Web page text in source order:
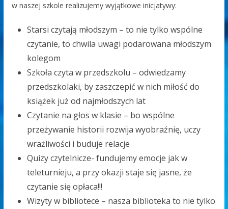
w naszej szkole realizujemy wyjątkowe inicjatywy:
Starsi czytają młodszym – to nie tylko wspólne
czytanie, to chwila uwagi podarowana młodszym
kolegom
Szkoła czyta w przedszkolu – odwiedzamy
przedszkolaki, by zaszczepić w nich miłość do
książek już od najmłodszych lat
Czytanie na głos w klasie – bo wspólne
przeżywanie historii rozwija wyobraźnię, uczy
wrażliwości i buduje relacje
Quizy czytelnicze- fundujemy emocje jak w
teleturnieju, a przy okazji staje się jasne, że
czytanie się opłaca!!!
Wizyty w bibliotece – nasza biblioteka to nie tylko